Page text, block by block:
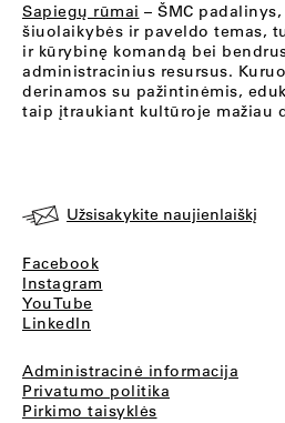
Sapiegų rūmai – ŠMC
šiuolaikybės ir paveldo temas,
ir kūrybinę komandą bei
administracinius resursus.
derinamos su pažintinėmis,
taip įtraukiant kultūroje mažiau
Užsisakykite naujienlaiškį
Facebook
Instagram
YouTube
LinkedIn
Administracinė informacija
Privatumo politika
Pirkimo taisyklės